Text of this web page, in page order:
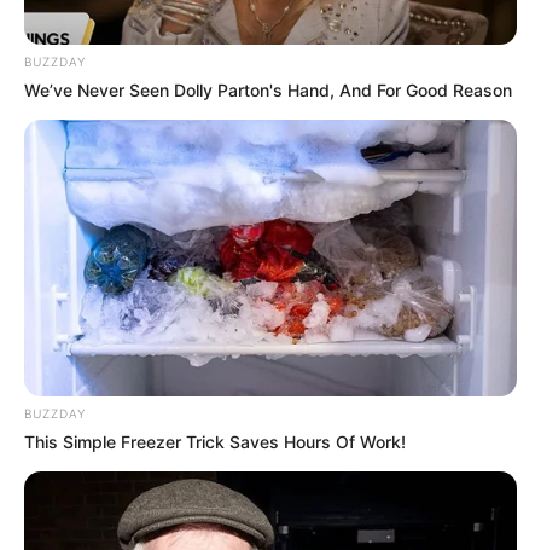
BUZZDAY
We’ve Never Seen Dolly Parton's Hand, And For Good Reason
BUZZDAY
This Simple Freezer Trick Saves Hours Of Work!